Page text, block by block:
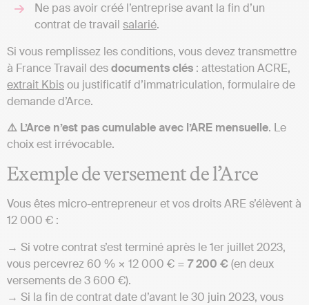
Ne pas avoir créé l’entreprise avant la fin d’un
contrat de travail salarié.
Si vous remplissez les conditions, vous devez transmettre
à France Travail desdocuments clés : attestation ACRE,
extrait Kbisou justificatif d’immatriculation, formulaire de
demande d’Arce.
⚠️ L’Arce n’est pas cumulable avec l’ARE mensuelle. Le
choix est irrévocable.
Exemple de versement de l’Arce
Vous êtes micro-entrepreneur et vos droits ARE s’élèvent à
12 000 € :
→ Si votre contrat s’est terminé après le 1er juillet 2023,
vous percevrez 60 % × 12 000 € = 7 200 €(en deux
versements de 3 600 €).
→ Si la fin de contrat date d’avant le 30 juin 2023, vous